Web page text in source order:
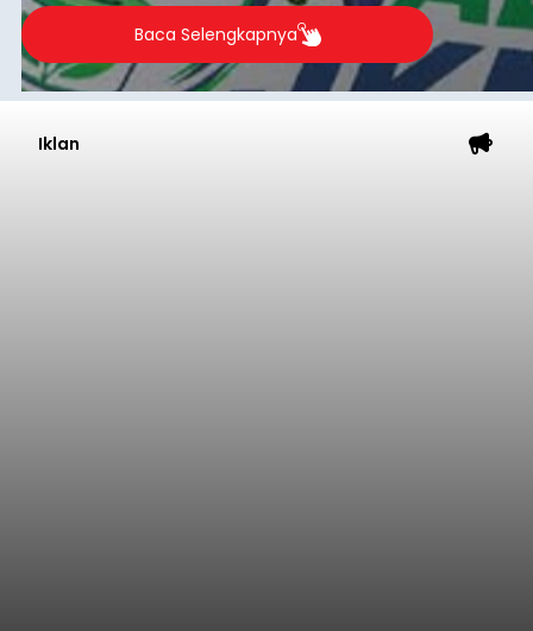
Baca Selengkapnya
Iklan